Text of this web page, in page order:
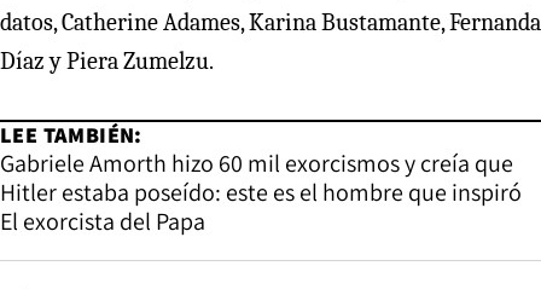
datos, Catherine Adames, Karina Bustamante, Fernanda
Díaz y Piera Zumelzu.
LEE TAMBIÉN:
Gabriele Amorth hizo 60 mil exorcismos y creía que
Hitler estaba poseído: este es el hombre que inspiró
El exorcista del Papa